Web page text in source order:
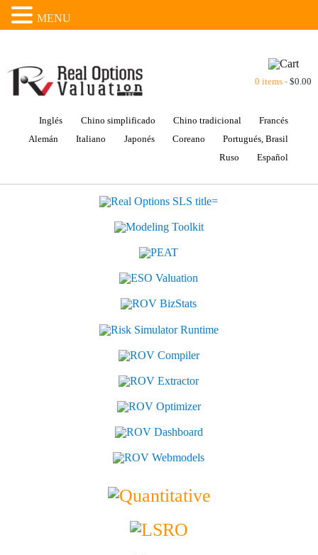
0 items -$0.00
Inglés Chino simplificado Chino tradicional
Francés
Alemán
Italiano Japonés Coreano
Portugués, Brasil
Ruso
Español
MENU